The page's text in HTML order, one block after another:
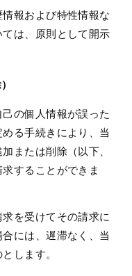
報および特性情報な
は、原則として開示
の個人情報が誤った
る手続きにより、当
または削除（以下、
することができま
を受けてその請求に
には、遅滞なく、当
します。